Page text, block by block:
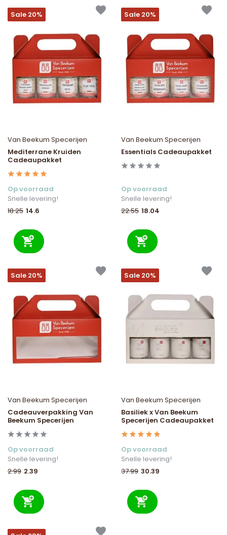
Sale 20%
Van Beekum Specerijen
Mediterrane Kruiden
Cadeaupakket
Op voorraad
Snelle levering!
18.25 14.6
Sale 20%
Van Beekum Specerijen
Essentials Cadeaupakket
Op voorraad
Snelle levering!
22.55 18.04
Sale 20%
Van Beekum Specerijen
Cadeauverpakking Van
Beekum Specerijen
Op voorraad
Snelle levering!
2.99 2.39
Sale 20%
Van Beekum Specerijen
Basiliek x Van Beekum
Specerijen Cadeaupakket
Op voorraad
Snelle levering!
37.99 30.39